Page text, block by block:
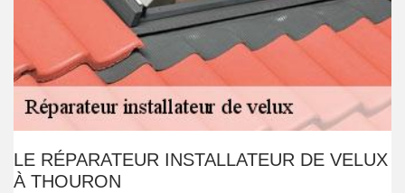
LE RÉPARATEUR INSTALLATEUR DE VELUX
À THOURON